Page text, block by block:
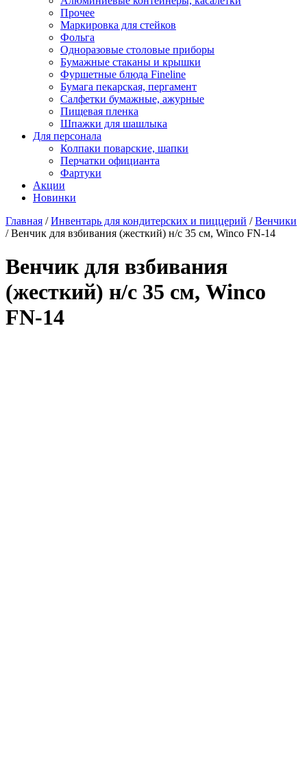
Прочее
Маркировка для стейков
Фольга
Одноразовые столовые приборы
Бумажные стаканы и крышки
Фуршетные блюда Fineline
Бумага пекарская, пергамент
Салфетки бумажные, ажурные
Пищевая пленка
Шпажки для шашлыка
Для персонала
Колпаки поварские, шапки
Перчатки официанта
Фартуки
Акции
Новинки
Главная /Инвентарь для кондитерских и пиццерий /Венчики
/Венчик для взбивания (жесткий) н/с 35 см, Winco FN-14
Венчик для взбивания
(жесткий) н/с 35 см, Winco
FN-14